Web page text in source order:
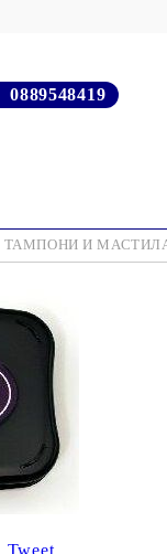
0889548419
ТАМПОНИ И
Tweet